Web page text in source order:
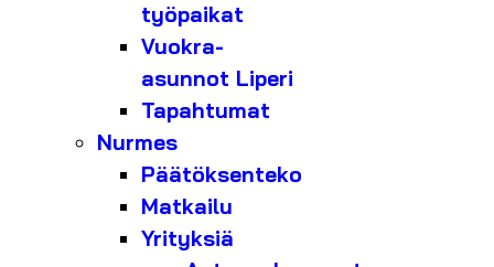
työpaikat
Vuokra-
asunnot Liperi
Tapahtumat
Nurmes
Päätöksenteko
Matkailu
Yrityksiä